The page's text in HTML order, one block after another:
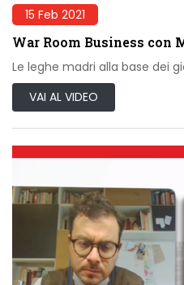
15 Feb 2021
War Room Business con
Le leghe madri alla base dei
VAI AL VIDEO